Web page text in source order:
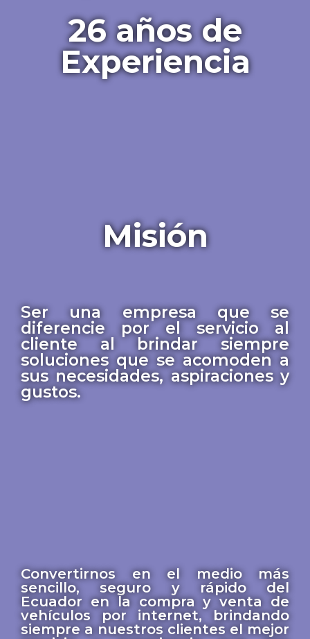
26 años de
Experiencia
Misión
Ser una empresa que se
diferencie por el servicio al
cliente al brindar siempre
soluciones que se acomoden a
sus necesidades, aspiraciones y
gustos.
Convertirnos en el medio más
sencillo, seguro y rápido del
Ecuador en la compra y venta de
vehículos por internet, brindando
siempre a nuestros clientes el mejor